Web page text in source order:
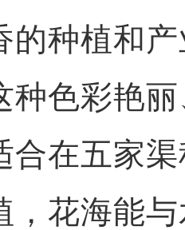
的种植和
种色彩艳
合在五家
，花海能